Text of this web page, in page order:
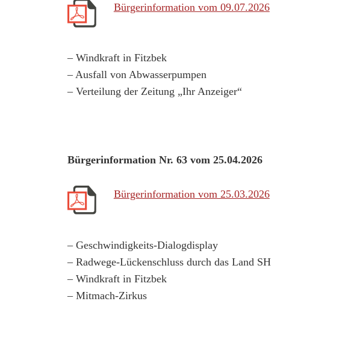
Bürgerinformation vom 09.07.2026
– Windkraft in Fitzbek
– Ausfall von Abwasserpumpen
– Verteilung der Zeitung „Ihr Anzeiger“
Bürgerinformation Nr. 63 vom 25.04.2026
Bürgerinformation vom 25.03.2026
– Geschwindigkeits-Dialogdisplay
– Radwege-Lückenschluss durch das Land SH
– Windkraft in Fitzbek
– Mitmach-Zirkus